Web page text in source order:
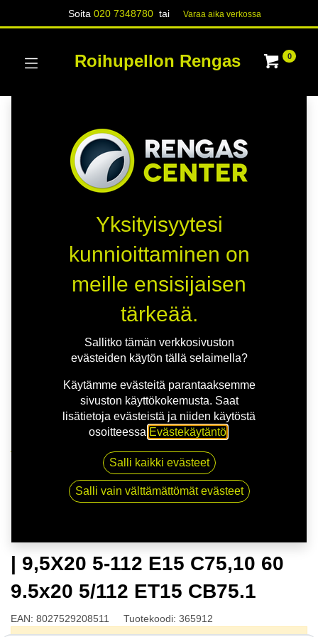
Soita020 7348780 tai Varaa aika verk​​​​ossa
Roihupellon Rengas 0
OZ ESTREMA GT HLT SAT.BLK | 9,5X20 5-112 E15
C75,10 60 9.5x20 5/112 ET15 CB75.1
| 9,5X20 5-112 E15 C75,10 60
9.5x20 5/112 ET15 CB75.1
EAN: 8027529208511 Tuotekoodi: 365912
Yksityisyytesi
kunnioittaminen on
meille ensisijaisen
tärkeää.
Sallitko tämän verkkosivuston
evästeiden käytön tällä selaimella?
Käytämme evästeitä parantaaksemme
sivuston käyttökokemusta. Saat
lisätietoja evästeistä ja niiden käytöstä
osoitteessa Evästekäytäntö
Salli kaikki evästeet
Salli vain välttämättömät evästeet